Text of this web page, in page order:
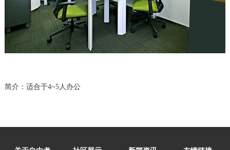
简介：适合于4~5人办公